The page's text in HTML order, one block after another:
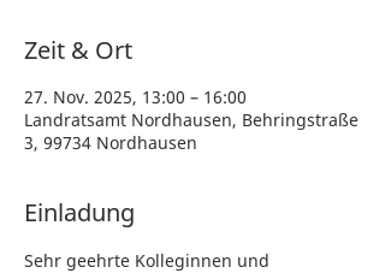
Zeit & Ort
27. Nov. 2025, 13:00 – 16:00
Landratsamt Nordhausen, Behringstraße
3, 99734 Nordhausen
Einladung
Sehr geehrte Kolleginnen und